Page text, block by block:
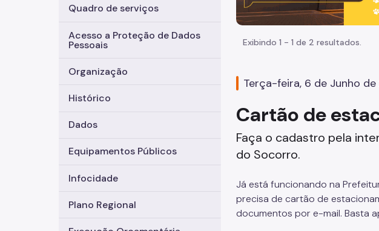
Quadro de serviços
Acesso a Proteção de Dados
Pessoais
Organização
Histórico
Dados
Equipamentos Públicos
Infocidade
Plano Regional
Exibindo 1 - 1 de 2 resultados.
Terça-feira, 6 de Junho de
Cartão de
Faça o cadastro pela
do Socorro.
Já está funcionando na
precisa de cartão de
documentos por e-mail. Basta